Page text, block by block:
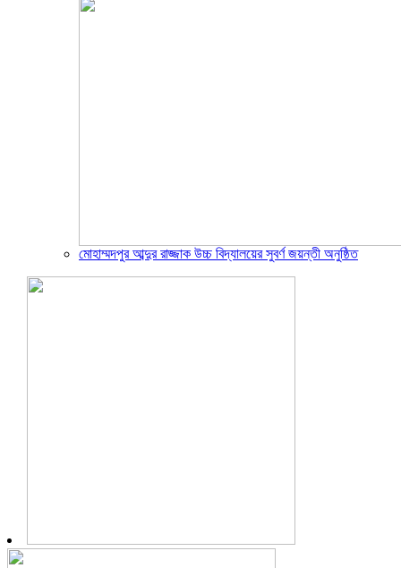
মোহাম্মদপুর আব্দুর রাজ্জাক উচ্চ বিদ্যালয়ের সুবর্ণ জয়ন্তী অনুষ্ঠিত